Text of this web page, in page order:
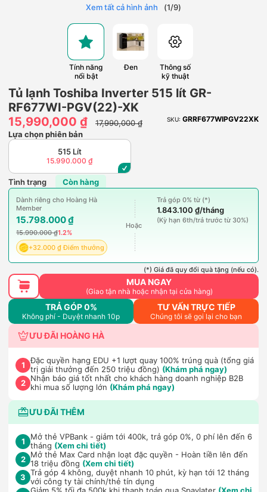
Xem tất cả hình ảnh (1/9)
Tính năng
nổi bật
Đen
Thông số
kỹ thuật
Tủ lạnh Toshiba Inverter 515 lít GR-
RF677WI-PGV(22)-XK
15,990,000 ₫
17,990,000 ₫ SKU: GRRF677WIPGV22XK
Lựa chọn phiên bản
515 Lít
15.990.000 ₫
Tình trạng Còn hàng
Dành riêng cho Hoàng Hà
Member
15.798.000 ₫
15.990.000 ₫1.2%
+32.000 ₫ Điểm thưởng
Hoặc
Trả góp 0% từ (*)
1.843.100 ₫/tháng
(Kỳ hạn 6th/trả trước từ 30%)
(*) Giá đã quy đổi quà tặng (nếu có).
MUA NGAY
(Giao tận nhà hoặc nhận tại cửa hàng)
TRẢ GÓP 0%
Không phí - Duyệt nhanh 10p
TƯ VẤN TRỰC TIẾP
Chúng tôi sẽ gọi lại cho bạn
ƯU ĐÃI HOÀNG HÀ
1
Đặc quyền hạng EDU +1 lượt quay 100% trúng quà (tổng giá
trị giải thưởng đến 250 triệu đồng) (Khám phá ngay)
2 Nhận báo giá tốt nhất cho khách hàng doanh nghiệp B2B
khi mua số lượng lớn (Khám phá ngay)
ƯU ĐÃI THÊM
1
Mở thẻ VPBank - giảm tới 400k, trả góp 0%, 0 phí lên đến 6
tháng (Xem chi tiết)
2 Mở thẻ Max Card nhận loạt đặc quyền - Hoàn tiền lên đến
18 triệu đồng (Xem chi tiết)
3 Trả góp 4 không, duyệt nhanh 10 phút, kỳ hạn tới 12 tháng
với công ty tài chính/thẻ tín dụng